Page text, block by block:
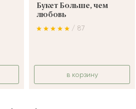
Букет Больше, чем
любовь
/ 87
в корзину